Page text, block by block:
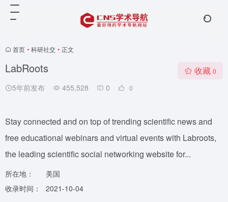
首页 • 科研社交 • 正文
LabRoots
5年前发布 455,528 0 0
收藏 0
Stay connected and on top of trending scientific news and
free educational webinars and virtual events with Labroots,
the leading scientific social networking website for...
所在地：
美国
收录时间：
2021-10-04